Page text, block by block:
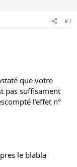
#7
que votre
pas suffisament
l'effet n°
le blabla